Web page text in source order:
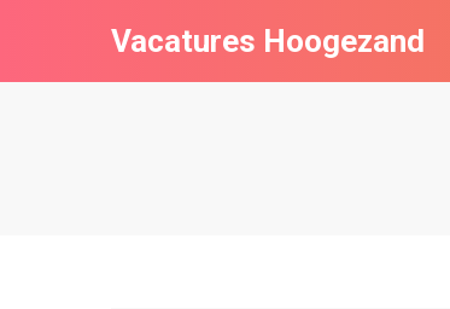
Vacatures Hoogezand